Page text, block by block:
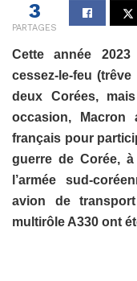
3
PARTAGES
Cette année
cessez-le-feu
deux Corées,
occasion, Macron
français pour
guerre de Corée,
l’armée sud-
avion de
multirôle A330 ont